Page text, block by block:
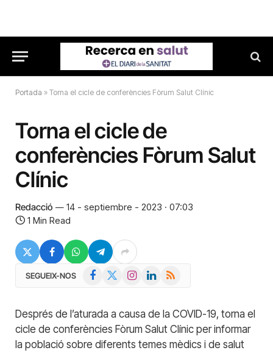
Portada » Torna el cicle de conferències Fòrum Salut Clínic
Torna el cicle de
conferències Fòrum Salut
Clínic
Redacció
14 - septiembre - 2023 · 07:03
1 Min Read
SEGUEIX-NOS Facebook InstagramLinkedIn
RSS
Després de l’aturada a causa de la COVID-19, torna el
cicle de conferències Fòrum Salut Clínic per informar
la població sobre diferents temes mèdics i de salut